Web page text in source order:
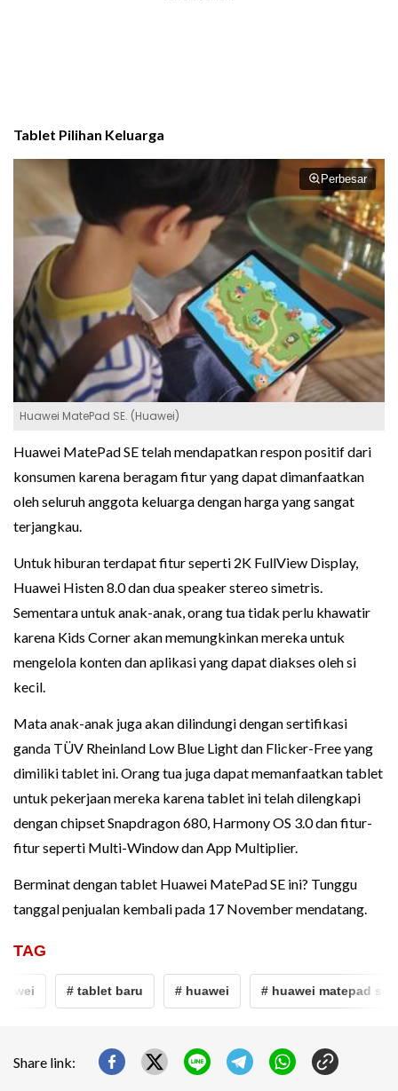
Tablet Pilihan Keluarga
Perbesar
Huawei MatePad SE. (Huawei)
Huawei MatePad SE telah mendapatkan respon positif dari
konsumen karena beragam fitur yang dapat dimanfaatkan
oleh seluruh anggota keluarga dengan harga yang sangat
terjangkau.
Untuk hiburan terdapat fitur seperti 2K FullView Display,
Huawei Histen 8.0 dan dua speaker stereo simetris.
Sementara untuk anak-anak, orang tua tidak perlu khawatir
karena Kids Corner akan memungkinkan mereka untuk
mengelola konten dan aplikasi yang dapat diakses oleh si
kecil.
Mata anak-anak juga akan dilindungi dengan sertifikasi
ganda TÜV Rheinland Low Blue Light dan Flicker-Free yang
dimiliki tablet ini. Orang tua juga dapat memanfaatkan tablet
untuk pekerjaan mereka karena tablet ini telah dilengkapi
dengan chipset Snapdragon 680, Harmony OS 3.0 dan fitur-
fitur seperti Multi-Window dan App Multiplier.
Berminat dengan tablet Huawei MatePad SE ini? Tunggu
tanggal penjualan kembali pada 17 November mendatang.
TAG
# tablet baru # huawei # huawei matepad se
Share link: